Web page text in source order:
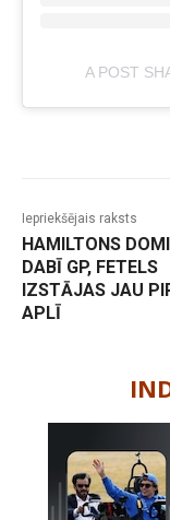
A POST
Iepriekšējais raksts
HAMILTONS
DABĪ GP, FETELS
IZSTĀJAS JAU
APLĪ